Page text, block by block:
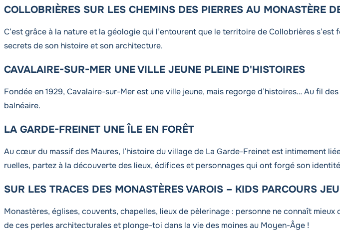
COLLOBRIÈRES SUR LES CHEMINS DES PIERRES AU MONASTÈRE
C’est grâce à la nature et la géologie qui l’entourent que le territoire de Collobrières
secrets de son histoire et son architecture.
CAVALAIRE-SUR-MER UNE VILLE JEUNE PLEINE D'HISTOIRES
Fondée en 1929, Cavalaire-sur-Mer est une ville jeune, mais regorge d’histoires… Au fil
balnéaire.
LA GARDE-FREINET UNE ÎLE EN FORÊT
Au cœur du massif des Maures, l’histoire du village de La Garde-Freinet est intimement
ruelles, partez à la découverte des lieux, édifices et personnages qui ont forgé son
SUR LES TRACES DES MONASTÈRES VAROIS – KIDS PARCOURS
Monastères, églises, couvents, chapelles, lieux de pèlerinage : personne ne connaît
de ces perles architecturales et plonge-toi dans la vie des moines au Moyen-Âge !